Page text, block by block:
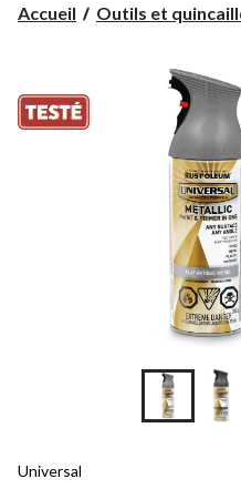
Accueil Outils et
Universal